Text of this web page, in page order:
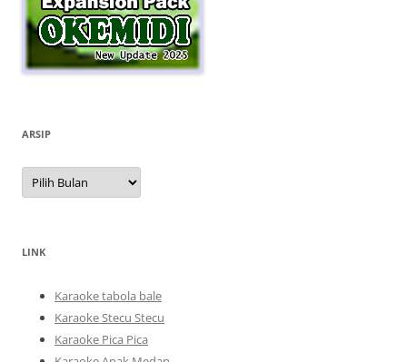
ARSIP
Arsip
LINK
Karaoke tabola bale
Karaoke Stecu Stecu
Karaoke Pica Pica